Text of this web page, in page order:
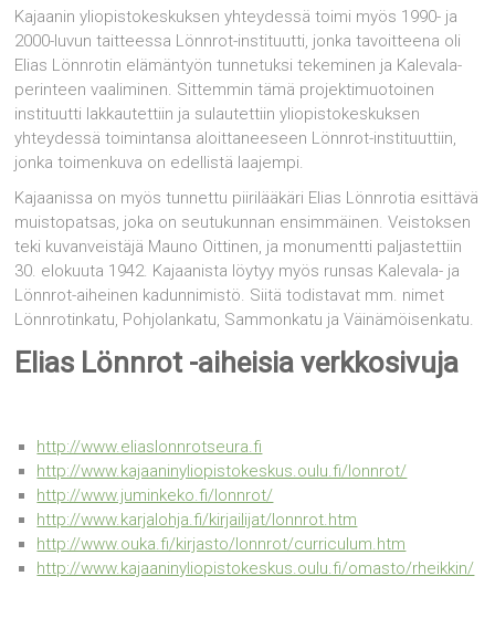
Kajaanin yliopistokeskuksen yhteydessä toimi myös 1990- ja
2000-luvun taitteessa Lönnrot-instituutti, jonka tavoitteena oli
Elias Lönnrotin elämäntyön tunnetuksi tekeminen ja Kalevala-
perinteen vaaliminen. Sittemmin tämä projektimuotoinen
instituutti lakkautettiin ja sulautettiin yliopistokeskuksen
yhteydessä toimintansa aloittaneeseen Lönnrot-instituuttiin,
jonka toimenkuva on edellistä laajempi.
Kajaanissa on myös tunnettu piirilääkäri Elias Lönnrotia esittävä
muistopatsas, joka on seutukunnan ensimmäinen. Veistoksen
teki kuvanveistäjä Mauno Oittinen, ja monumentti paljastettiin
30. elokuuta 1942. Kajaanista löytyy myös runsas Kalevala- ja
Lönnrot-aiheinen kadunnimistö. Siitä todistavat mm. nimet
Lönnrotinkatu, Pohjolankatu, Sammonkatu ja Väinämöisenkatu.
Elias Lönnrot -aiheisia verkkosivuja
http://www.eliaslonnrotseura.fi
http://www.kajaaninyliopistokeskus.oulu.fi/lonnrot/
http://www.juminkeko.fi/lonnrot/
http://www.karjalohja.fi/kirjailijat/lonnrot.htm
http://www.ouka.fi/kirjasto/lonnrot/curriculum.htm
http://www.kajaaninyliopistokeskus.oulu.fi/omasto/rheikkin/